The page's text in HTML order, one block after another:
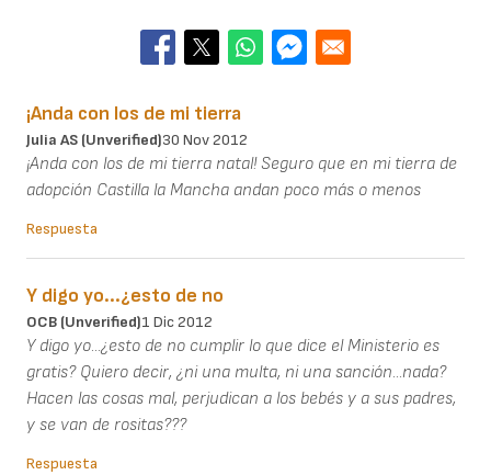
¡Anda con los de mi tierra
Julia AS (unverified)30 Nov 2012
¡Anda con los de mi tierra natal! Seguro que en mi tierra de
adopción Castilla la Mancha andan poco más o menos
Respuesta
Y digo yo...¿esto de no
OCB (unverified)1 Dic 2012
Y digo yo...¿esto de no cumplir lo que dice el Ministerio es
gratis? Quiero decir, ¿ni una multa, ni una sanción...nada?
Hacen las cosas mal, perjudican a los bebés y a sus padres,
y se van de rositas???
Respuesta